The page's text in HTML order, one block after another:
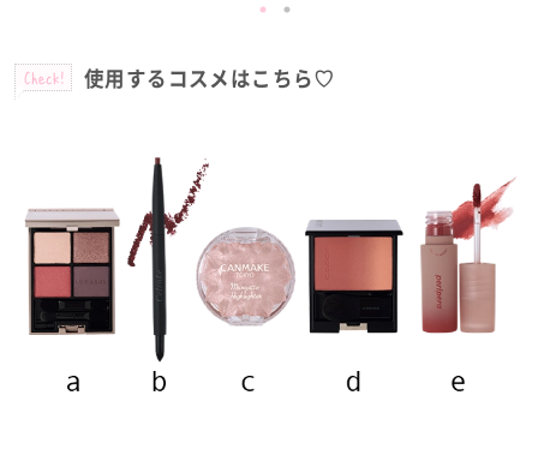
Check! 使用するコスメはこちら♡